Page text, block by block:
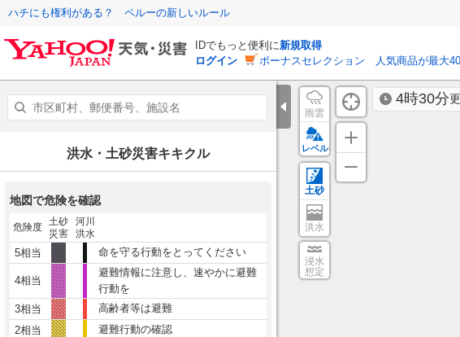
ハチにも権利がある？ ペルーの新しいルール
IDでもっと便利に新規取得
ログイン
ボーナスセレクション 人気商品が最大
4時30分
雨雲
レベル
土砂
洪水
浸水
想定
洪水・土砂災害キキクル
地図で危険を確認
危険度 土砂
災害
河川
洪水
5相当 命を守る行動をとってください
4相当
避難情報に注意し、速やかに避難
行動を
3相当
高齢者等は避難
2相当
避難行動の確認